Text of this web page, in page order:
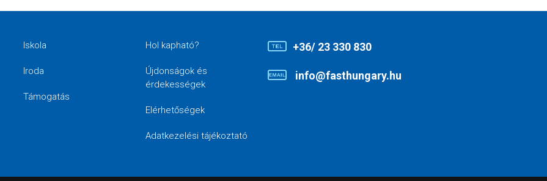
Iskola
Iroda
Támogatás
Hol kapható?
Újdonságok és
érdekességek
Elérhetőségek
Adatkezelési tájékoztató
+36/ 23 330 830
info@fasthungary.hu